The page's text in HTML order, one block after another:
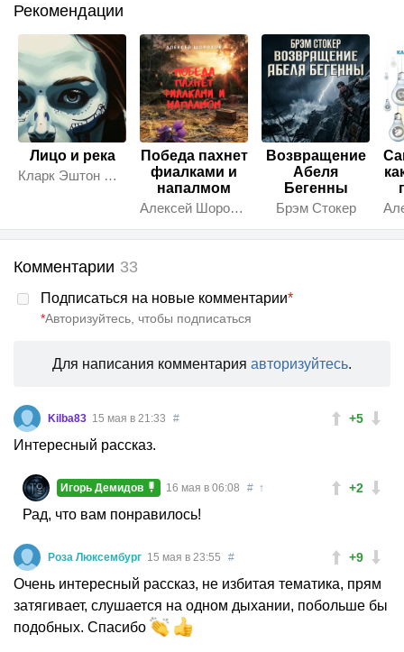
Рекомендации
Лицо и река
Кларк Эштон Смит
Победа пахнет
фиалками и
напалмом
Алексей Шорохов
Возвращение
Абеля
Бегенны
Брэм Стокер
Комментарии 33
Подписаться на новые комментарии*
*Авторизуйтесь, чтобы подписаться
Для написания комментария авторизуйтесь.
+5
Kilba83 15 мая в 21:33 #
Интересный рассказ.
+2
Игорь Демидов 16 мая в 06:08 # ↑
Рад, что вам понравилось!
+9
Роза Люксембург 15 мая в 23:55 #
Очень интересный рассказ, не избитая тематика, прям
затягивает, слушается на одном дыхании, побольше бы
подобных. Спасибо